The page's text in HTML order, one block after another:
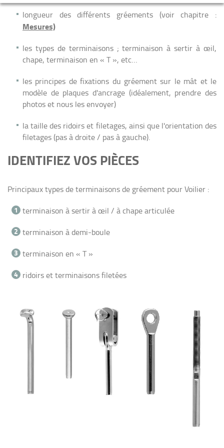
longueur des différents gréements (voir chapitre :
Mesures)
les types de terminaisons ; terminaison à sertir à œil,
chape, terminaison en « T », etc…
les principes de fixations du gréement sur le mât et le
modèle de plaques d'ancrage (idéalement, prendre des
photos et nous les envoyer)
la taille des ridoirs et filetages, ainsi que l'orientation des
filetages (pas à droite / pas à gauche).
IDENTIFIEZ VOS PIÈCES
Principaux types de terminaisons de gréement pour Voilier :
terminaison à sertir à œil / à chape articulée
terminaison à demi-boule
terminaison en « T »
ridoirs et terminaisons filetées